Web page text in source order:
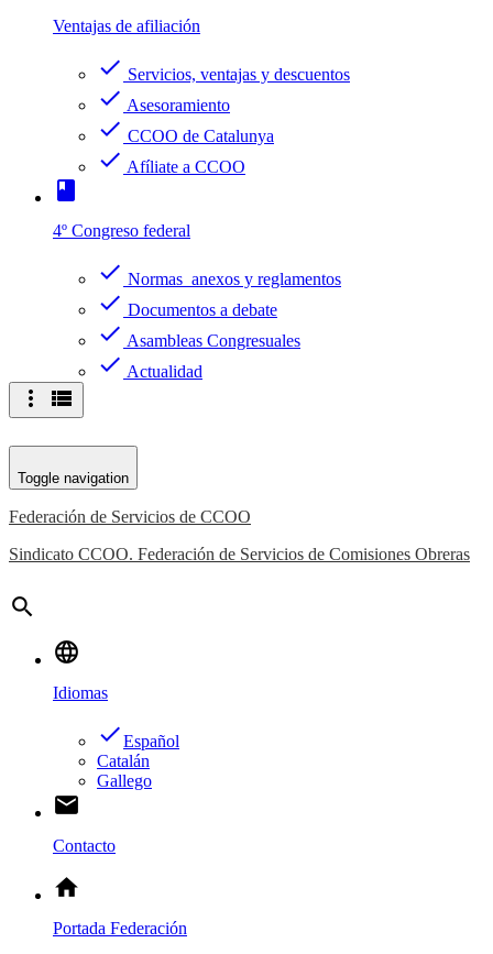
Ventajas de afiliación
check Servicios, ventajas y descuentos
check Asesoramiento
check CCOO de Catalunya
check Afíliate a CCOO
book
4º Congreso federal
check Normas anexos y reglamentos
check Documentos a debate
check Asambleas Congresuales
check Actualidad
more_vert view_list
Toggle navigation
Federación de Servicios de CCOO
Sindicato CCOO. Federación de Servicios de Comisiones Obreras
search
language
Idiomas
doneEspañol
Catalán
Gallego
email
Contacto
home
Portada Federación